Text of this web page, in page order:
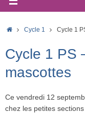
Accueil
Cycle 1 Cycle 1
Cycle 1 PS
mascottes
Ce vendredi 12
chez les petites